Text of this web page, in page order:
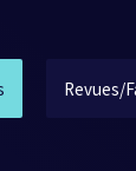
Revues/